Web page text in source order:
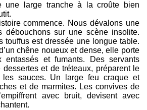
une large tranche à la croûte bien
commence. Nous dévalons une
débouchons sur une scène insolite.
touffus est dressée une longue table.
chêne noueux et dense, elle porte
et fumants. Des servants
dessertes et de tréteaux, préparent le
les sauces. Un large feu craque et
et de marmites. Les convives de
avec bruit, devisent avec